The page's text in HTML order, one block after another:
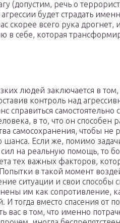
(допустим, речь о
будет страдать
скорее всего рука
в себе, которая
людей заключается в
контроль над
справиться
в то, что он способен
самосохранения, чтобы не
Если же, помимо
на реальную помощь, то
тех важных факторов,
в такой момент
ситуации и свои способы
им как сопротивление,
тогда вместо спасения от
вас в том, что именно